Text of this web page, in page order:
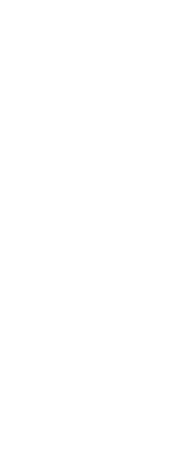
de recursos